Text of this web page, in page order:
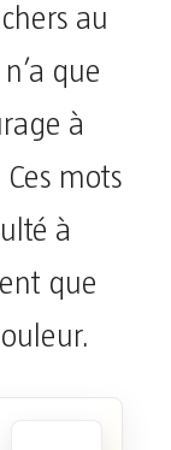
au
que
à
mots
à
que